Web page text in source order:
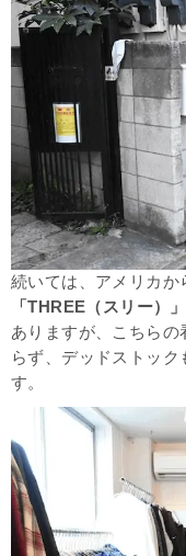
続いては、アメリカか
「THREE（スリー）」
ありますが、こちらの
らず、デッドストック
す。